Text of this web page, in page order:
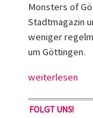
Monsters of
Stadtmagazin
weniger
um Göttingen.
weiterlesen
FOLGT UNS!